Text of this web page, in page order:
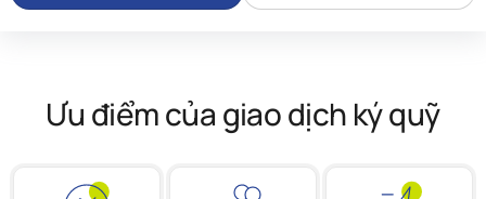
Ưu điểm của giao dịch ký quỹ